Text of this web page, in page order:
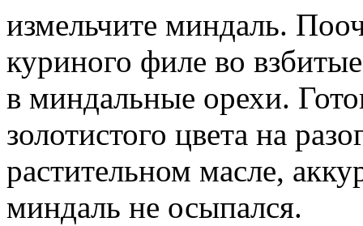
измельчите миндаль.
куриного филе во
в миндальные орехи.
золотистого цвета на
растительном масле,
миндаль не осыпался.